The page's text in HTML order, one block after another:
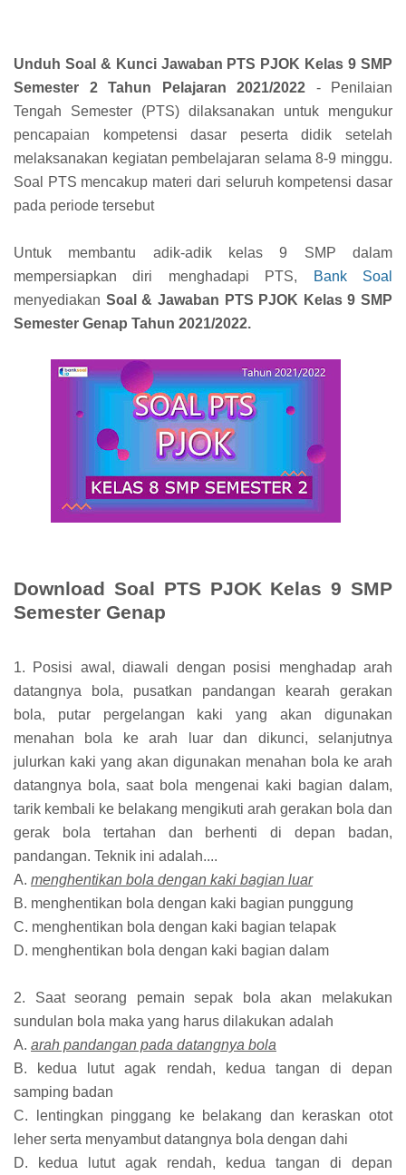
Unduh Soal & Kunci Jawaban PTS PJOK Kelas 9 SMP
Semester 2 Tahun Pelajaran 2021/2022 - Penilaian
Tengah Semester (PTS) dilaksanakan untuk mengukur
pencapaian kompetensi dasar peserta didik setelah
melaksanakan kegiatan pembelajaran selama 8-9 minggu.
Soal PTS mencakup materi dari seluruh kompetensi dasar
pada periode tersebut
Untuk membantu adik-adik kelas 9 SMP dalam
mempersiapkan diri menghadapi PTS,
Bank Soal
menyediakan Soal & Jawaban PTS PJOK Kelas 9 SMP
Semester Genap Tahun 2021/2022.
Download Soal PTS PJOK Kelas 9 SMP
Semester Genap
1. Posisi awal, diawali dengan posisi menghadap arah
datangnya bola, pusatkan pandangan kearah gerakan
bola, putar pergelangan kaki yang akan digunakan
menahan bola ke arah luar dan dikunci, selanjutnya
julurkan kaki yang akan digunakan menahan bola ke arah
datangnya bola, saat bola mengenai kaki bagian dalam,
tarik kembali ke belakang mengikuti arah gerakan bola dan
gerak bola tertahan dan berhenti di depan badan,
pandangan. Teknik ini adalah....
A. menghentikan bola dengan kaki bagian luar
B. menghentikan bola dengan kaki bagian punggung
C. menghentikan bola dengan kaki bagian telapak
D. menghentikan bola dengan kaki bagian dalam
2. Saat seorang pemain sepak bola akan melakukan
sundulan bola maka yang harus dilakukan adalah
A. arah pandangan pada datangnya bola
B. kedua lutut agak rendah, kedua tangan di depan
samping badan
C. lentingkan pinggang ke belakang dan keraskan otot
leher serta menyambut datangnya bola dengan dahi
D. kedua lutut agak rendah, kedua tangan di depan